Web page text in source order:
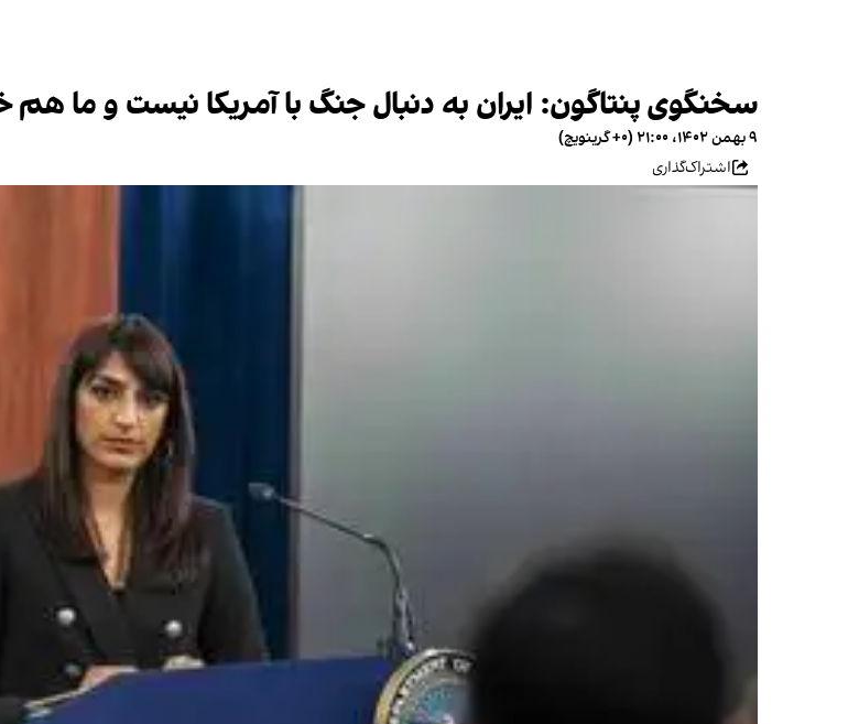
سخنگوی پنتاگون: ایران به دنبال جنگ با آمریکا نیست و ما
۹ بهمن ۱۴۰۲، ۲۱:۰۰ (‎+۰ گرینویچ)
اشتراک‌گذاری